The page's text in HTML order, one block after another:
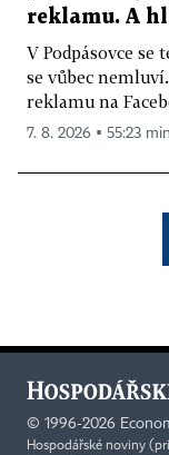
reklamu. A
V Podpásovce
se vůbec
reklamu na
7. 8. 2026 ▪ 55:23
© 1996-2026
Hospodářské noviny